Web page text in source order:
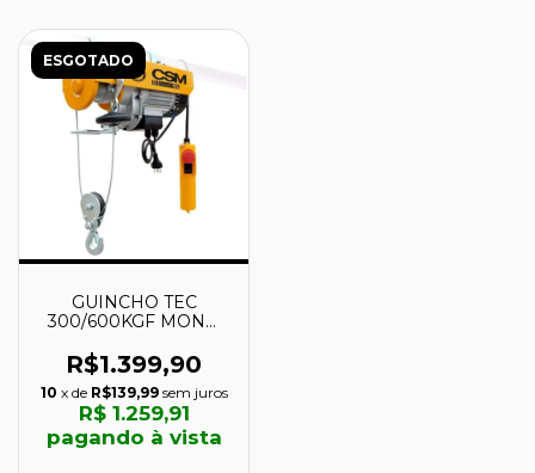
ESGOTADO
GUINCHO TEC
300/600KGF MONO
71000258 - CSM
R$1.399,90
10 x de R$139,99 sem juros
R$ 1.259,91
pagando à vista